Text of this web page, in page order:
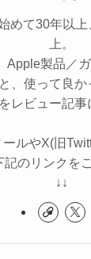
めて30年以
上。
Apple製品／
、使って良か
レビュー記事
ルやX(旧
記のリンクを
↓↓